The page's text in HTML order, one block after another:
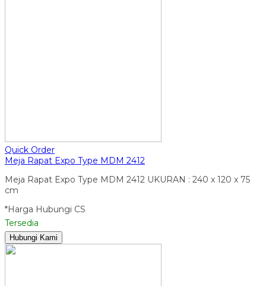
Quick Order
Meja Rapat Expo Type MDM 2412
Meja Rapat Expo Type MDM 2412 UKURAN : 240 x 120 x 75
cm
*Harga Hubungi CS
Tersedia
Hubungi Kami